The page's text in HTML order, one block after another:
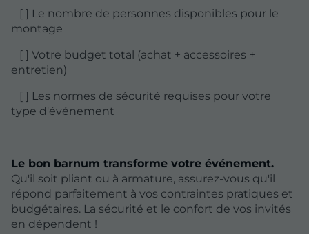
[ ] Le nombre de personnes disponibles pour le
montage
[ ] Votre budget total (achat + accessoires +
entretien)
[ ] Les normes de sécurité requises pour votre
type d'événement
Le bon barnum transforme votre événement.
Qu'il soit pliant ou à armature, assurez-vous qu'il
répond parfaitement à vos contraintes pratiques et
budgétaires. La sécurité et le confort de vos invités
en dépendent !